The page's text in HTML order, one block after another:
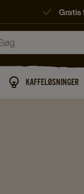
Gratis
KAFFELØSNINGER